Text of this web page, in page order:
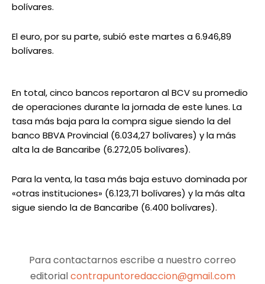
bolívares.
El euro, por su parte, subió este martes a 6.946,89
bolívares.
En total, cinco bancos reportaron al BCV su promedio
de operaciones durante la jornada de este lunes. La
tasa más baja para la compra sigue siendo la del
banco BBVA Provincial (6.034,27 bolívares) y la más
alta la de Bancaribe (6.272,05 bolívares).
Para la venta, la tasa más baja estuvo dominada por
«otras instituciones» (6.123,71 bolívares) y la más alta
sigue siendo la de Bancaribe (6.400 bolívares).
Para contactarnos escribe a nuestro correo
editorialcontrapuntoredaccion@gmail.com